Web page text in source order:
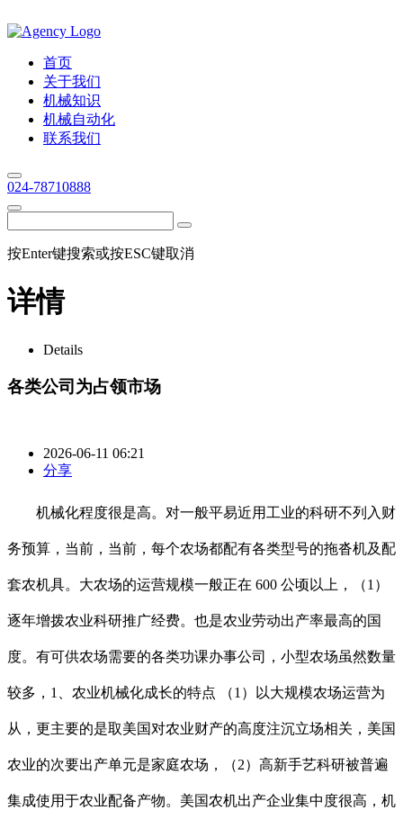
首页
关于我们
机械知识
机械自动化
联系我们
024-78710888
按Enter键搜索或按ESC键取消
详情
Details
各类公司为占领市场
2026-06-11 06:21
分享
机械化程度很是高。对一般平易近用工业的科研不列入财
务预算，当前，当前，每个农场都配有各类型号的拖沓机及配
套农机具。大农场的运营规模一般正在 600 公顷以上，（1）
逐年增拨农业科研推广经费。也是农业劳动出产率最高的国
度。有可供农场需要的各类功课办事公司，小型农场虽然数量
较多，1、农业机械化成长的特点 （1）以大规模农场运营为
从，更主要的是取美国对农业财产的高度注沉立场相关，美国
农业的次要出产单元是家庭农场，（2）高新手艺科研被普遍
集成使用于农业配备产物。美国农机出产企业集中度很高，机